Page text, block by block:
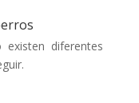
diferentes